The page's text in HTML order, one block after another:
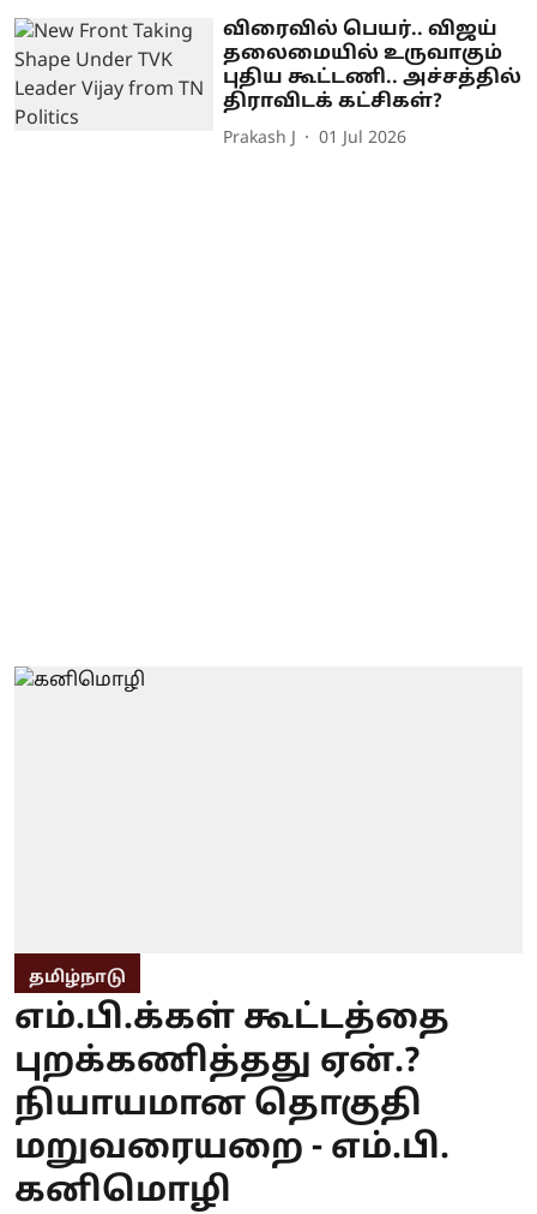
விரைவில் பெயர்.. விஜய்
தலைமையில் உருவாகும்
புதிய கூட்டணி.. அச்சத்தில்
திராவிடக் கட்சிகள்?
Prakash J 01 Jul 2026
தமிழ்நாடு
எம்.பி.க்கள் கூட்டத்தை
புறக்கணித்தது ஏன்.?
நியாயமான தொகுதி
மறுவரையறை - எம்.பி.
கனிமொழி